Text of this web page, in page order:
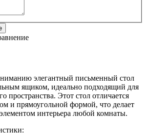
элегантный письменный стол
ящиком, идеально подходящий для
пространства. Этот стол отличается
и прямоугольной формой, что делает
интерьера любой комнаты.